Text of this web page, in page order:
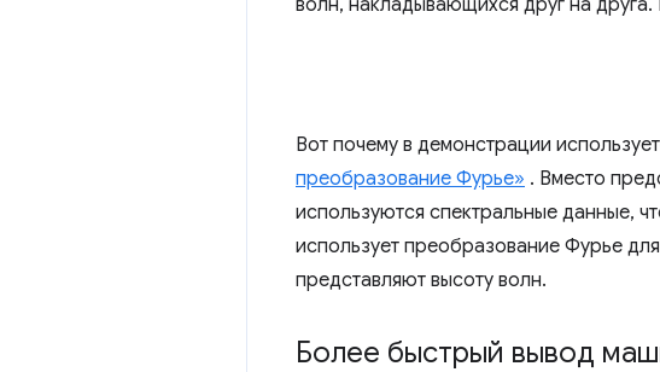
волн, накладывающихся друг на
Вот почему в демонстрации
преобразование Фурье» . Вместо
используются спектральные данные,
использует преобразование Фурье
представляют высоту волн.
Более быстрый вывод